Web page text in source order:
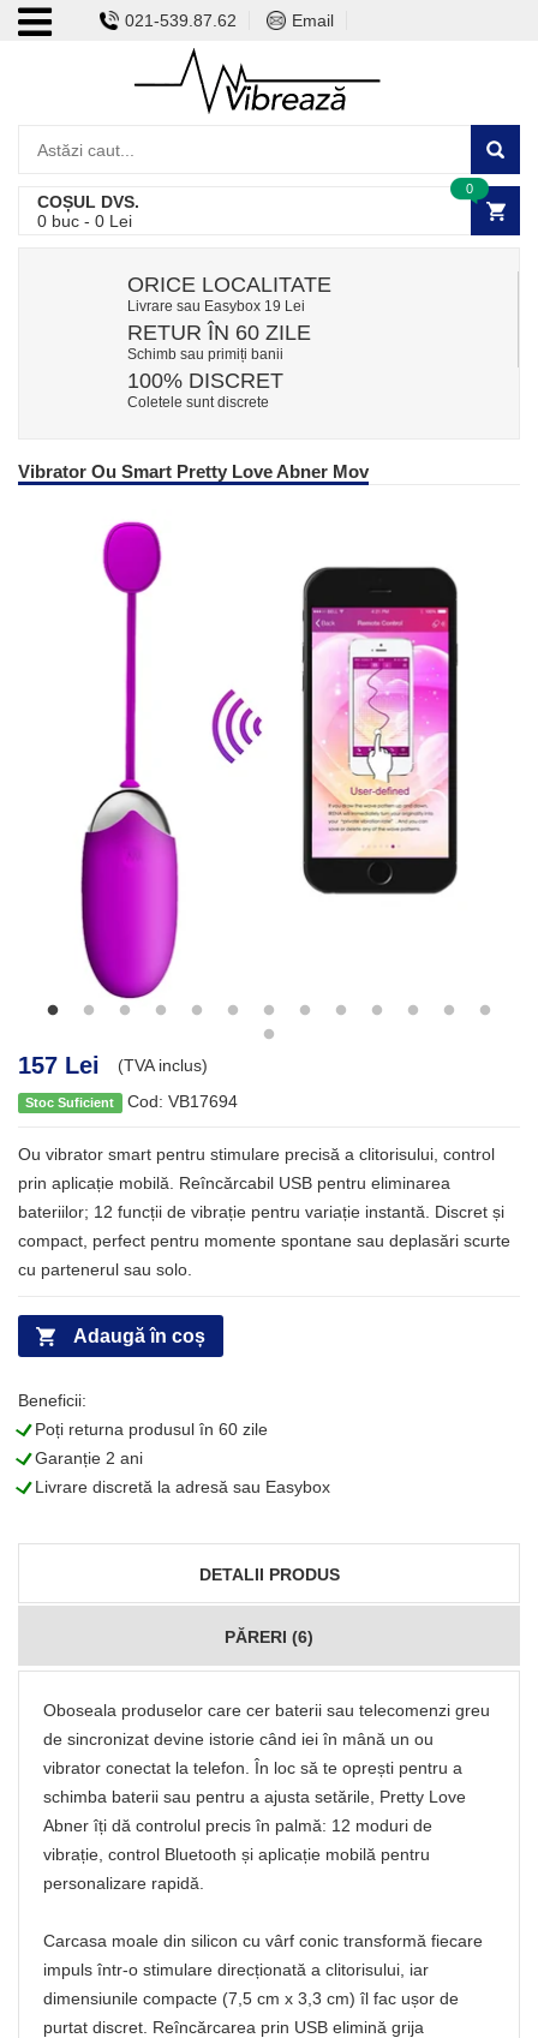
021-539.87.62 Email
COȘUL DVS.
0 buc - 0 Lei
0
ORICE LOCALITATE
Livrare sau Easybox 19 Lei
RETUR ÎN 60 ZILE
Schimb sau primiți banii
100% DISCRET
Coletele sunt discrete
Vibrator Ou Smart Pretty Love Abner Mov
157 Lei (TVA inclus)
Stoc Suficient Cod: VB17694
Ou vibrator smart pentru stimulare precisă a clitorisului, control
prin aplicație mobilă. Reîncărcabil USB pentru eliminarea
bateriilor; 12 funcții de vibrație pentru variație instantă. Discret și
compact, perfect pentru momente spontane sau deplasări scurte
cu partenerul sau solo.
Adaugă în coș
Beneficii:
LPoți returna produsul în 60 zile
LGaranție 2 ani
LLivrare discretă la adresă sau Easybox
DETALII PRODUS
PĂRERI (6)
Oboseala produselor care cer baterii sau telecomenzi greu
de sincronizat devine istorie când iei în mână un ou
vibrator conectat la telefon. În loc să te oprești pentru a
schimba baterii sau pentru a ajusta setările, Pretty Love
Abner îți dă controlul precis în palmă: 12 moduri de
vibrație, control Bluetooth și aplicație mobilă pentru
personalizare rapidă.
Carcasa moale din silicon cu vârf conic transformă fiecare
impuls într-o stimulare direcționată a clitorisului, iar
dimensiunile compacte (7,5 cm x 3,3 cm) îl fac ușor de
purtat discret. Reîncărcarea prin USB elimină grija